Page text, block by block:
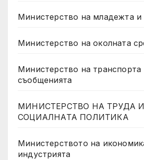
Министерство на младежта и
Министерство на околната
Министерство на транспорта
съобщенията
МИНИСТЕРСТВО НА ТРУДА И
СОЦИАЛНАТА ПОЛИТИКА
Министерството на
индустрията